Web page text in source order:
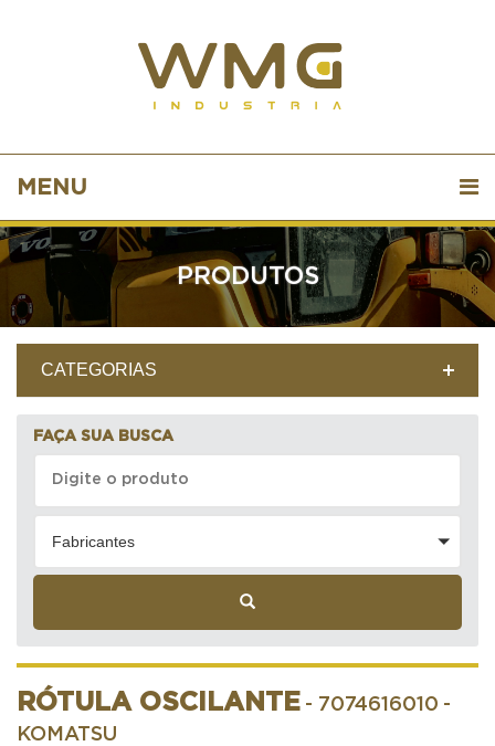
MENU
PRODUTOS
CATEGORIAS
FAÇA SUA BUSCA
Fabricantes
RÓTULA OSCILANTE - 7074616010 -
KOMATSU